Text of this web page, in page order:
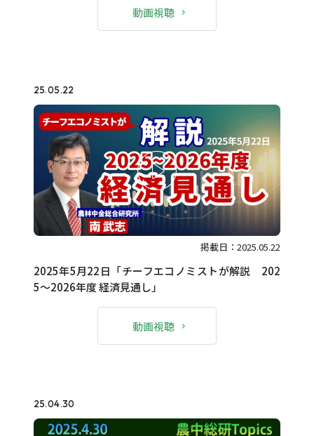
動画視聴
25.05.22
掲載日：2025.05.22
2025年5月22日「チーフエコノミストが解説 202
5～2026年度 経済見通し」
動画視聴
25.04.30